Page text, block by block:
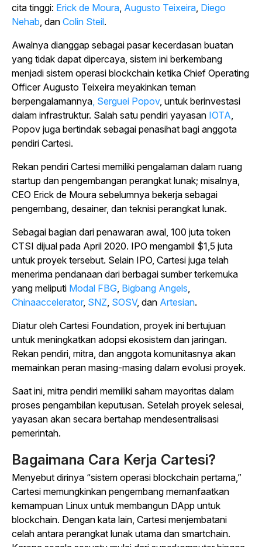
cita tinggi: Erick de Moura, Augusto Teixeira, Diego
Nehab, dan Colin Steil.
Awalnya dianggap sebagai pasar kecerdasan buatan
yang tidak dapat dipercaya, sistem ini berkembang
menjadi sistem operasi blockchain ketika Chief Operating
Officer Augusto Teixeira meyakinkan teman
berpengalamannya, Serguei Popov, untuk berinvestasi
dalam infrastruktur. Salah satu pendiri yayasan IOTA,
Popov juga bertindak sebagai penasihat bagi anggota
pendiri Cartesi.
Rekan pendiri Cartesi memiliki pengalaman dalam ruang
startup dan pengembangan perangkat lunak; misalnya,
CEO Erick de Moura sebelumnya bekerja sebagai
pengembang, desainer, dan teknisi perangkat lunak.
Sebagai bagian dari penawaran awal, 100 juta token
CTSI dijual pada April 2020. IPO mengambil $1,5 juta
untuk proyek tersebut. Selain IPO, Cartesi juga telah
menerima pendanaan dari berbagai sumber terkemuka
yang meliputi Modal FBG, Bigbang Angels,
Chinaaccelerator, SNZ, SOSV, dan Artesian.
Diatur oleh Cartesi Foundation, proyek ini bertujuan
untuk meningkatkan adopsi ekosistem dan jaringan.
Rekan pendiri, mitra, dan anggota komunitasnya akan
memainkan peran masing-masing dalam evolusi proyek.
Saat ini, mitra pendiri memiliki saham mayoritas dalam
proses pengambilan keputusan. Setelah proyek selesai,
yayasan akan secara bertahap mendesentralisasi
pemerintah.
Bagaimana Cara Kerja Cartesi?
Menyebut dirinya “sistem operasi blockchain pertama,”
Cartesi memungkinkan pengembang memanfaatkan
kemampuan Linux untuk membangun DApp untuk
blockchain. Dengan kata lain, Cartesi menjembatani
celah antara perangkat lunak utama dan smartchain.